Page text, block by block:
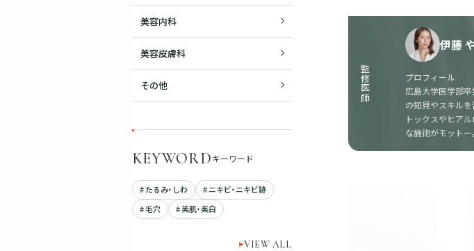
監修医師
伊藤
プロフィール
広島大学医学部卒
の知見やスキルを
トックスやヒア
な施術がモットー。
美容内科
美容皮膚科
その他
KEYWORDキーワード
# たるみ・しわ
# ニキビ・ニキビ跡
# 毛穴
# 美肌・美白
VIEW ALL